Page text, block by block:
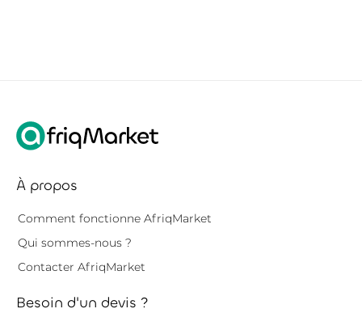
À propos
Comment fonctionne AfriqMarket
Qui sommes-nous ?
Contacter AfriqMarket
Besoin d'un devis ?